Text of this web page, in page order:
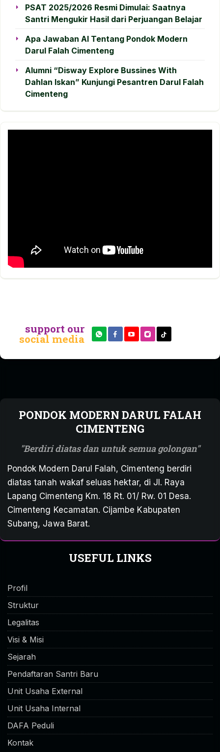
PSAT 2025/2026 Resmi Dimulai: Saatnya
Santri Mengukir Hasil dari Perjuangan Belajar
Apa Jawaban AI Tentang Pondok Modern
Darul Falah Cimenteng
Alumni “Disway Explore Bussines With
Dahlan Iskan” Kunjungi Pesantren Darul Falah
Cimenteng
support our
social media
PONDOK MODERN DARUL FALAH
CIMENTENG
Berdiri diatas dan untuk semua golongan
Pondok Modern Darul Falah, Cimenteng berdiri
diatas tanah wakaf seluas hektar, di Jl. Raya
Lapang Cimenteng Km. 18 Rt. 01/ Rw. 01 Desa.
Cimenteng Kecamatan. Cijambe Kabupaten
Subang, Jawa Barat.
USEFUL LINKS
Profil
Struktur
Legalitas
Visi & Misi
Sejarah
Pendaftaran Santri Baru
Unit Usaha External
Unit Usaha Internal
DAFA Peduli
Kontak